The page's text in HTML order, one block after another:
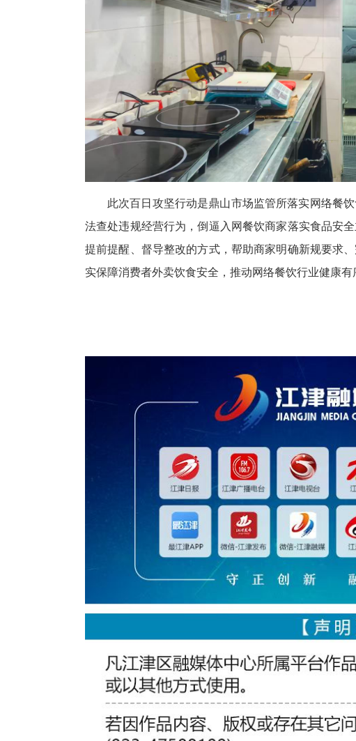
此次百日攻坚行动是鼎山市场监管所落实网络餐
法查处违规经营行为，倒逼入网餐饮商家落实食品安
提前提醒、督导整改的方式，帮助商家明确新规要求
实保障消费者外卖饮食安全，推动网络餐饮行业健康有